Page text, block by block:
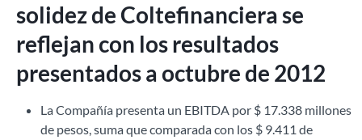
solidez de Coltefinanciera se
reflejan con los resultados
presentados a octubre de 2012
La Compañía presenta un EBITDA por $ 17.338 millones
de pesos, suma que comparada con los $ 9.411 de